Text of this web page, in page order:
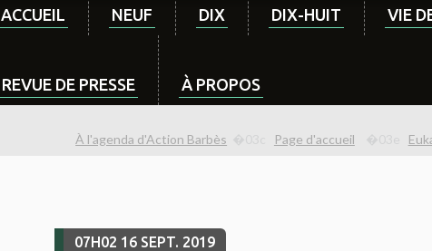
ACCUEIL NEUF DIX DIX-HUIT VIE
REVUE DE PRESSE À PROPOS
À l'agenda d'Action Barbès Page d'accueil
07H02 16 SEPT. 2019